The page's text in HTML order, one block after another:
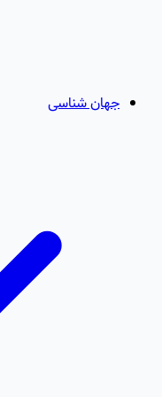
جهان شناسی